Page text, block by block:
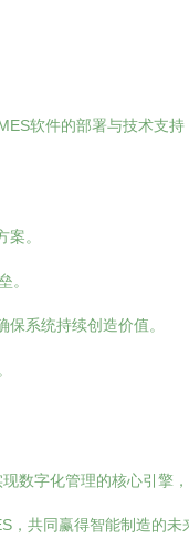
软件的部署与技术支
。
。
系统持续创造价值。
数字化管理的核心引擎
共同赢得智能制造的未